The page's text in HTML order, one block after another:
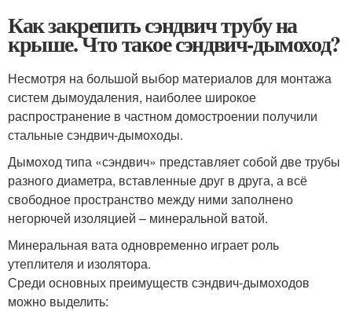
Как закрепить сэндвич трубу на
крыше. Что такое сэндвич-дымоход?
Несмотря на большой выбор материалов для монтажа
систем дымоудаления, наиболее широкое
распространение в частном домостроении получили
стальные сэндвич-дымоходы.
Дымоход типа «сэндвич» представляет собой две трубы
разного диаметра, вставленные друг в друга, а всё
свободное пространство между ними заполнено
негорючей изоляцией – минеральной ватой.
Минеральная вата одновременно играет роль
утеплителя и изолятора.
Среди основных преимуществ сэндвич-дымоходов
можно выделить: